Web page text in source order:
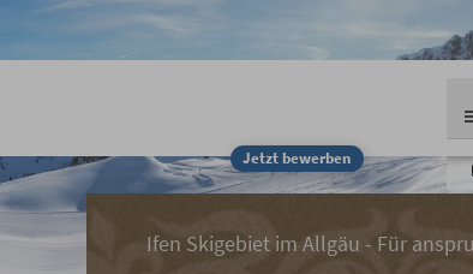
Jetzt bewerben
Ifen Skigebiet im Allgäu - Für